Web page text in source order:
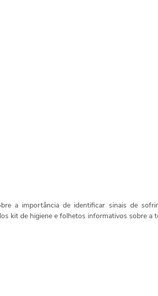
a importância de identificar sinais de
kit de higiene e folhetos informativos sobre a